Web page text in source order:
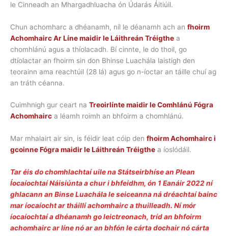
le Cinneadh an Mhargadhluacha ón Údarás Áitiúil.
Chun achomharc a dhéanamh, níl le déanamh ach an fhoirm
Achomhairc Ar Líne maidir le Láithreán Tréigthe a
chomhlánú agus a thíolacadh. Bí cinnte, le do thoil, go
dtíolactar an fhoirm sin don Bhinse Luachála laistigh den
teorainn ama reachtúil (28 lá) agus go n-íoctar an táille chuí ag
an tráth céanna.
Cuimhnigh gur ceart na Treoirlínte maidir le Comhlánú Fógra
Achomhairc a léamh roimh an bhfoirm a chomhlánú.
Mar mhalairt air sin, is féidir leat cóip den fhoirm Achomhairc i
gcoinne Fógra maidir le Láithreán Tréigthe a íoslódáil.
Tar éis do chomhlachtaí uile na Státseirbhíse an Plean
Íocaíochtaí Náisiúnta a chur i bhfeidhm, ón 1 Eanáir 2022 ní
ghlacann an Binse Luachála le seiceanna ná dréachtaí bainc
mar íocaíocht ar tháillí achomhairc a thuilleadh. Ní mór
íocaíochtaí a dhéanamh go leictreonach, tríd an bhfoirm
achomhairc ar líne nó ar an bhfón le cárta dochair nó cárta